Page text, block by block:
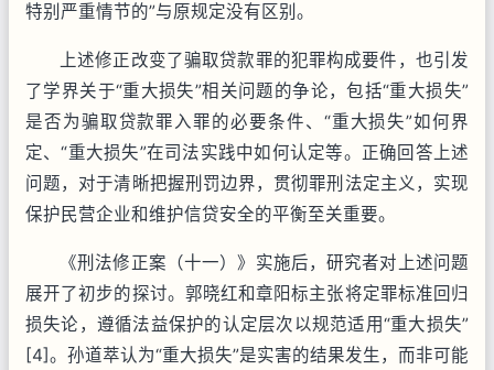
特别严重情节的”与原规定没有区别。
上述修正改变了骗取贷款罪的犯罪构成要件，也引发
了学界关于“重大损失”相关问题的争论，包括“重大损失”
是否为骗取贷款罪入罪的必要条件、“重大损失”如何界
定、“重大损失”在司法实践中如何认定等。正确回答上述
问题，对于清晰把握刑罚边界，贯彻罪刑法定主义，实现
保护民营企业和维护信贷安全的平衡至关重要。
《刑法修正案（十一）》实施后，研究者对上述问题
展开了初步的探讨。郭晓红和章阳标主张将定罪标准回归
损失论，遵循法益保护的认定层次以规范适用“重大损失”
[4]。孙道萃认为“重大损失”是实害的结果发生，而非可能